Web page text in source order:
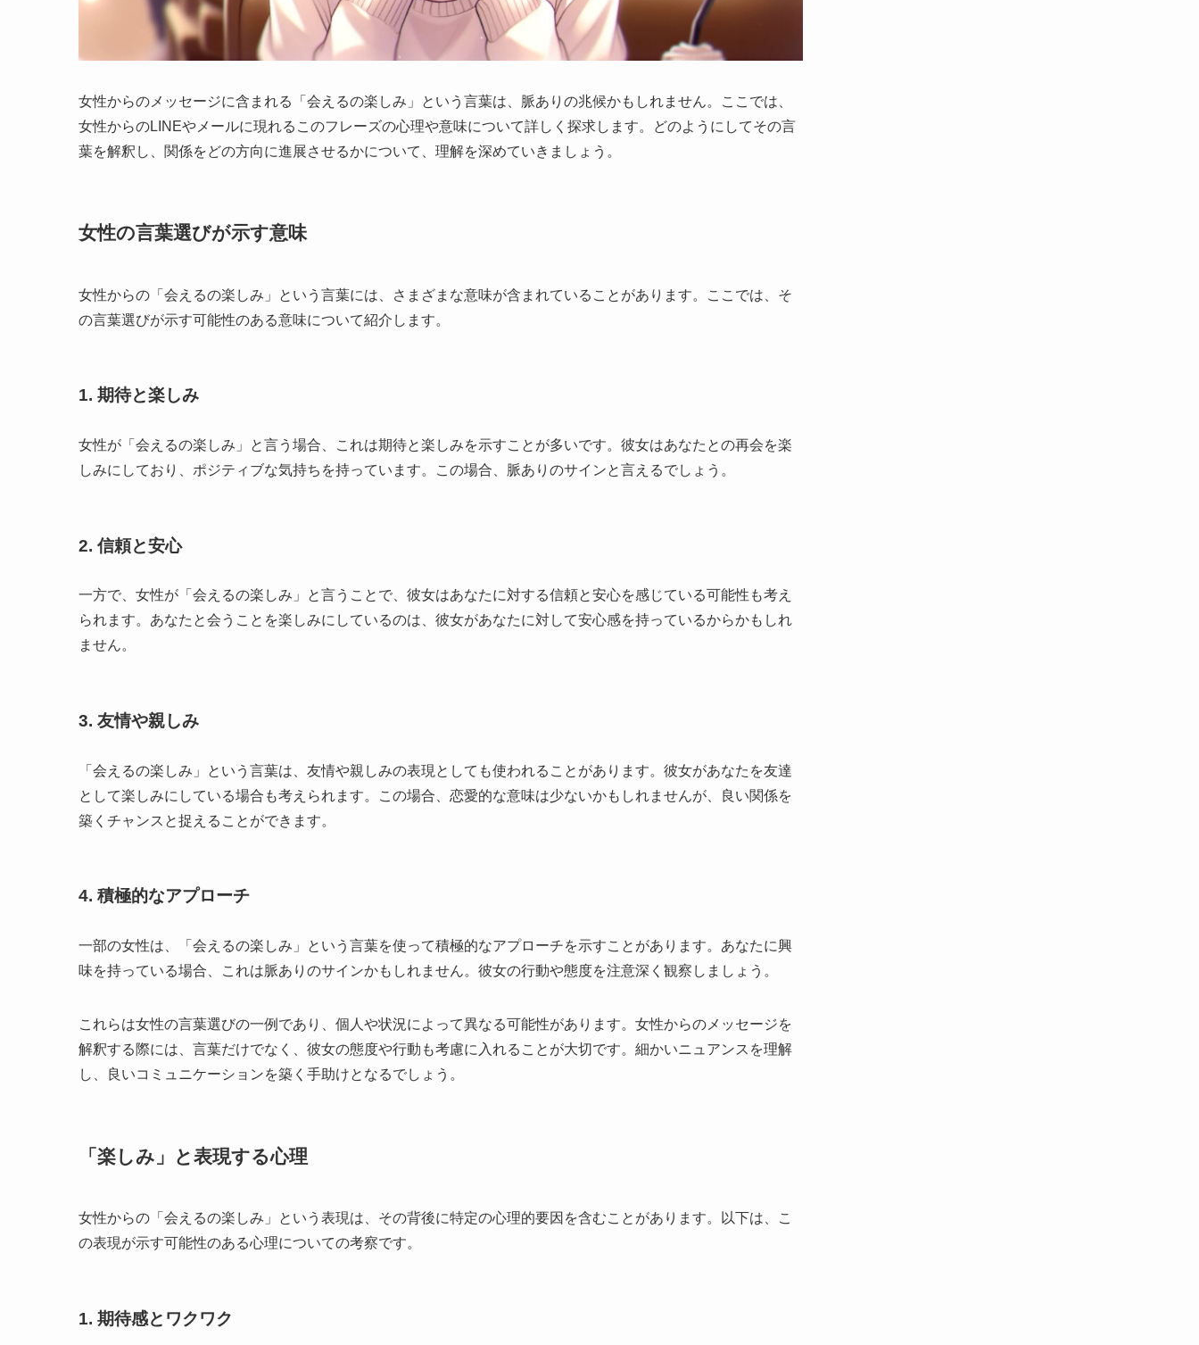
女性からのメッセージに含まれる「会えるの楽しみ」という言葉は、脈ありの兆候かもしれません。ここでは、
女性からのLINEやメールに現れるこのフレーズの心理や意味について詳しく探求します。どのようにしてその言
葉を解釈し、関係をどの方向に進展させるかについて、理解を深めていきましょう。
女性の言葉選びが示す意味
女性からの「会えるの楽しみ」という言葉には、さまざまな意味が含まれていることがあります。ここでは、そ
の言葉選びが示す可能性のある意味について紹介します。
1. 期待と楽しみ
女性が「会えるの楽しみ」と言う場合、これは期待と楽しみを示すことが多いです。彼女はあなたとの再会を楽
しみにしており、ポジティブな気持ちを持っています。この場合、脈ありのサインと言えるでしょう。
2. 信頼と安心
一方で、女性が「会えるの楽しみ」と言うことで、彼女はあなたに対する信頼と安心を感じている可能性も考え
られます。あなたと会うことを楽しみにしているのは、彼女があなたに対して安心感を持っているからかもしれ
ません。
3. 友情や親しみ
「会えるの楽しみ」という言葉は、友情や親しみの表現としても使われることがあります。彼女があなたを友達
として楽しみにしている場合も考えられます。この場合、恋愛的な意味は少ないかもしれませんが、良い関係を
築くチャンスと捉えることができます。
4. 積極的なアプローチ
一部の女性は、「会えるの楽しみ」という言葉を使って積極的なアプローチを示すことがあります。あなたに興
味を持っている場合、これは脈ありのサインかもしれません。彼女の行動や態度を注意深く観察しましょう。
これらは女性の言葉選びの一例であり、個人や状況によって異なる可能性があります。女性からのメッセージを
解釈する際には、言葉だけでなく、彼女の態度や行動も考慮に入れることが大切です。細かいニュアンスを理解
し、良いコミュニケーションを築く手助けとなるでしょう。
「楽しみ」と表現する心理
女性からの「会えるの楽しみ」という表現は、その背後に特定の心理的要因を含むことがあります。以下は、こ
の表現が示す可能性のある心理についての考察です。
1. 期待感とワクワク